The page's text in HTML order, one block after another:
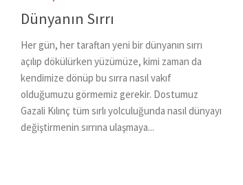
Dünyanın Sırrı
Her gün, her taraftan yeni bir dünyanın sırrı
açılıp dökülürken yüzümüze, kimi zaman da
kendimize dönüp bu sırra nasıl vakıf
olduğumuzu görmemiz gerekir. Dostumuz
Gazali Kılınç tüm sırlı yolculuğunda nasıl dünyayı
değiştirmenin sırrına ulaşmaya...